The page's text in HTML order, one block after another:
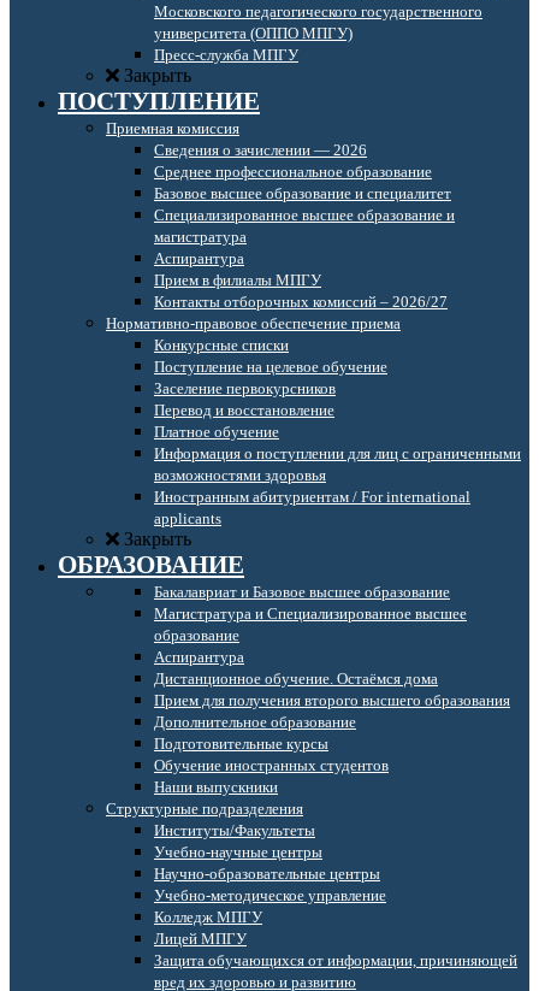
Московского педагогического государственного
университета (ОППО МПГУ)
Пресс-служба МПГУ
Закрыть
ПОСТУПЛЕНИЕ
Приемная комиссия
Сведения о зачислении — 2026
Среднее профессиональное образование
Базовое высшее образование и специалитет
Специализированное высшее образование и
магистратура
Аспирантура
Прием в филиалы МПГУ
Контакты отборочных комиссий – 2026/27
Нормативно-правовое обеспечение приема
Конкурсные списки
Поступление на целевое обучение
Заселение первокурсников
Перевод и восстановление
Платное обучение
Информация о поступлении для лиц с ограниченными
возможностями здоровья
Иностранным абитуриентам / For international
applicants
Закрыть
ОБРАЗОВАНИЕ
Бакалавриат и Базовое высшее образование
Магистратура и Специализированное высшее
образование
Аспирантура
Дистанционное обучение. Остаёмся дома
Прием для получения второго высшего образования
Дополнительное образование
Подготовительные курсы
Обучение иностранных студентов
Наши выпускники
Структурные подразделения
Институты/Факультеты
Учебно-научные центры
Научно-образовательные центры
Учебно-методическое управление
Колледж МПГУ
Лицей МПГУ
Защита обучающихся от информации, причиняющей
вред их здоровью и развитию